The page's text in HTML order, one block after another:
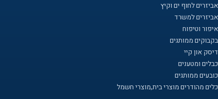
אביזרים לחוף ים וקיץ
אביזרים למשרד
איפור וטיפוח
בקבוקים ממותגים
דיסק און קיי
כבלים ומטענים
כובעים ממותגים
כלים מהודרים מוצרי בית,מוצרי חשמל